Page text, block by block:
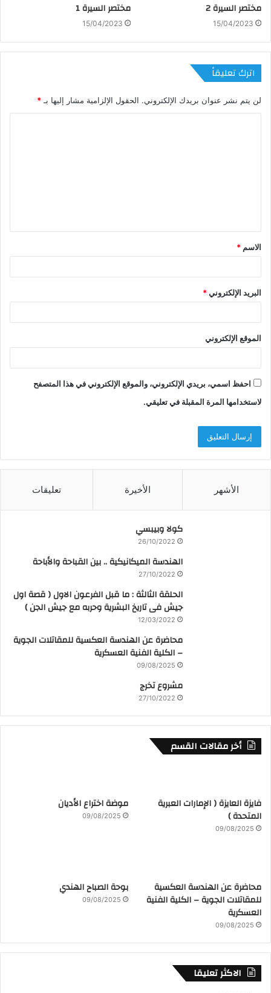
مختصر السيرة 2
15/04/2023
مختصر السيرة 1
15/04/2023
اترك تعليقاً
لن يتم نشر عنوان بريدك الإلكتروني. الحقول الإلزامية مشار إليها بـ *
ق
*
الاسم *
البريد الإلكتروني*
الموقع الإلكتروني
احفظ اسمي، بريدي الإلكتروني، والموقع الإلكتروني في هذا المتصفح
لاستخدامها المرة المقبلة في تعليقي.
الأشهر الأخيرة تعليقات
كولا وبيبسي
26/10/2022
الهندسة الميكانيكية .. بين القباحة والأباحة
27/10/2022
الحلقة الثالثة : ما قبل الفرعون الاول ( قصة اول
جيش فى تاريخ البشرية وحربه مع جيش الجن )
12/03/2022
محاضرة عن الهندسة العكسية للمقاتلات الجوية
– الكلية الفنية العسكرية
09/08/2025
مشروع تخرج
27/10/2022
أخر مقالات القسم
فايزة العايزة ( الإمارات العبرية
المتحدة )
09/08/2025
موضة اختراع الأديان
09/08/2025
محاضرة عن الهندسة العكسية
للمقاتلات الجوية – الكلية الفنية
العسكرية
09/08/2025
بوحة الصباح الهندي
09/08/2025
الاكثر تعليقا